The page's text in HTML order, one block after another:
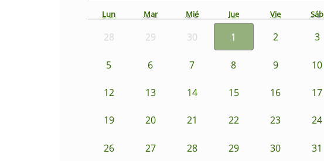
Lun Mar Mié Jue Vie Sáb
28 29 30 1 2 3
5 6 7 8 9 10
12 13 14 15 16 17
19 20 21 22 23 24
26 27 28 29 30 31